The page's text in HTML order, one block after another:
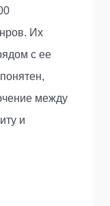
Их
с ее
между
и